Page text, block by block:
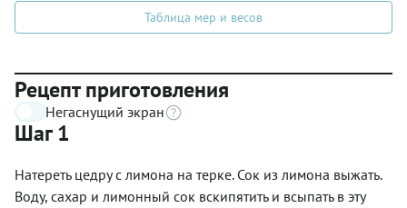
Таблица мер и весов
Рецепт приготовления
Негаснущий экран
Шаг 1
Натереть цедру с лимона на терке. Сок из лимона выжать.
Воду, сахар и лимонный сок вскипятить и всыпать в эту